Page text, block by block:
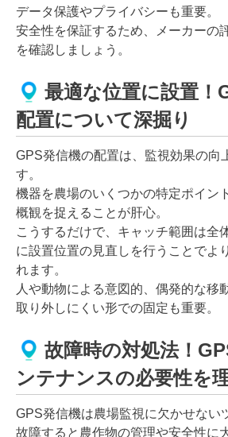
データ保護やプライバシーも重要。
安全性を保証するため、メーカーの
を確認しましょう。
最適な位置に設置！
配置について深掘り
GPS発信機の配置は、監視効果の向
す。
機器を農場のいくつかの特定ポイン
概観を捉えることが肝心。
こうするだけで、キャッチ範囲は全
に設置位置の見直しを行うことでよ
れます。
人や動物による意図的、偶発的な移
取り外しにくい形での固定も重要。
故障時の対処法！
ンテナンスの必要性を
GPS発信機は農場監視に欠かせない
故障すると農作物の管理や安全性に